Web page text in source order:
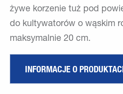
żywe korzenie tuż pod
do kultywatorów o wąskim
maksymalnie 20 cm.
INFORMACJE O